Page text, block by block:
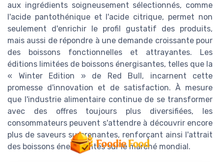
aux ingrédients soigneusement sélectionnés, comme
l'acide pantothénique et l'acide citrique, permet non
seulement d'enrichir le profil gustatif des produits,
mais aussi de répondre à une demande croissante pour
des boissons fonctionnelles et attrayantes. Les
éditions limitées de boissons énergisantes, telles que la
« Winter Edition » de Red Bull, incarnent cette
promesse d'innovation et de satisfaction. À mesure
que l'industrie alimentaire continue de se transformer
avec des offres toujours plus diversifiées, les
consommateurs peuvent s'attendre à découvrir encore
plus de saveurs surprenantes, renforçant ainsi l'attrait
des boissons énergisantes sur le marché mondial.